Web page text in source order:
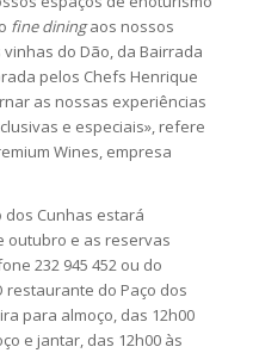
fine diningaos nossos
do Dão, da Bairrada
pelos Chefs Henrique
as nossas experiências
e especiais», refere
Wines, empresa
Cunhas estará
outubro e as reservas
232 945 452 ou do
restaurante do Paço dos
para almoço, das 12h00
e jantar, das 12h00 às